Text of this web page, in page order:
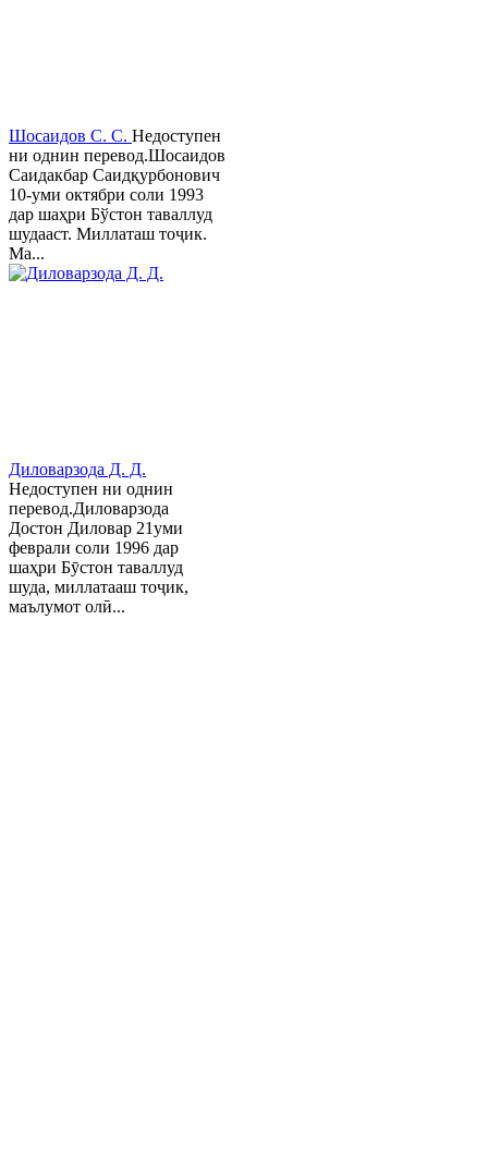
Шосаидов С. С. Недоступен
ни однин перевод.Шосаидов
Саидакбар Саидқурбонович
10-уми октябри соли 1993
дар шаҳри Бўстон таваллуд
шудааст. Миллаташ тоҷик.
Ма...
Диловарзода Д. Д.
Недоступен ни однин
перевод.Диловарзода
Достон Диловар 21уми
феврали соли 1996 дар
шаҳри Бӯстон таваллуд
шуда, миллатааш тоҷик,
маълумот олӣ...